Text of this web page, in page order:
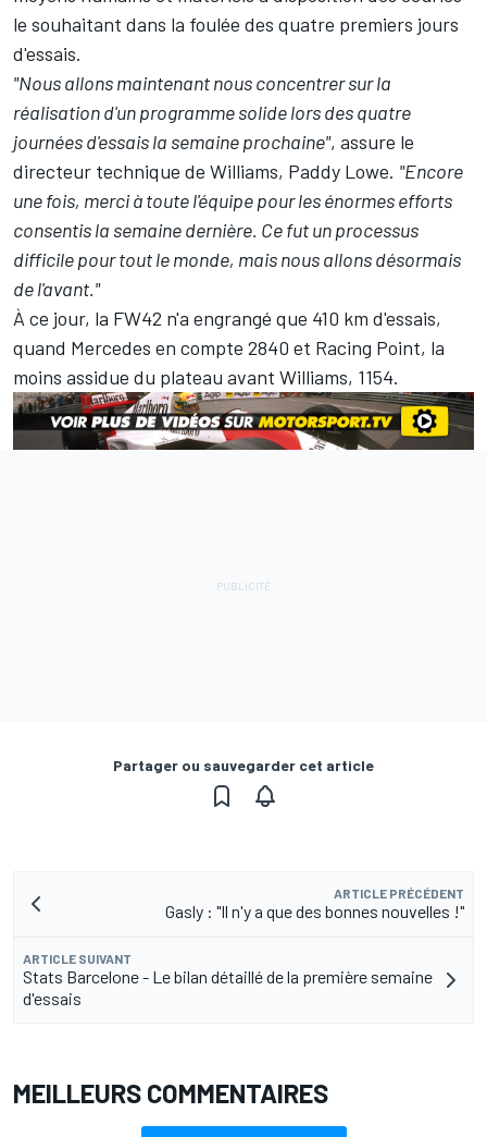
le souhaitant dans la foulée des quatre premiers jours
d'essais.
"Nous allons maintenant nous concentrer sur la
réalisation d'un programme solide lors des quatre
journées d'essais la semaine prochaine", assure le
directeur technique de Williams, Paddy Lowe. "Encore
une fois, merci à toute l'équipe pour les énormes efforts
consentis la semaine dernière. Ce fut un processus
difficile pour tout le monde, mais nous allons désormais
de l'avant."
À ce jour, la FW42 n'a engrangé que 410 km d'essais,
quand Mercedes en compte 2840 et Racing Point, la
moins assidue du plateau avant Williams, 1154.
Partager ou sauvegarder cet article
ARTICLE PRÉCÉDENT
Gasly : "Il n'y a que des bonnes nouvelles !"
ARTICLE SUIVANT
Stats Barcelone - Le bilan détaillé de la première semaine
d'essais
MEILLEURS COMMENTAIRES